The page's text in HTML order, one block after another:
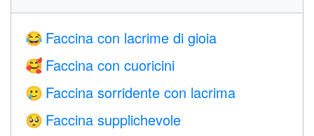
😂 Faccina con lacrime di gioia
🥰 Faccina con cuoricini
🥲 Faccina sorridente con lacrima
🥺 Faccina supplichevole